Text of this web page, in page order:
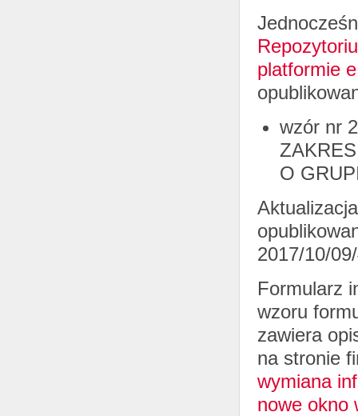
platformie
wzór nr
O
2017/10/
Formularz
wzoru
zawiera
na stronie
wymiana
nowe okno